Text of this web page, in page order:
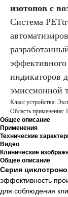
изотопов с
Система
индикаторов
эмиссионной
Класс устройства:
Область применения:
Общее описание
Применения
Технические
Видео
Клинические
Общее описание
Серия
эффективность
для соблюдения